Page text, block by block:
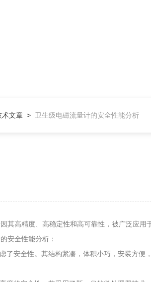
术文章 > 卫生级电磁流量计的安全性能分析
高精度、高稳定性和高可靠性，被广泛应用于
的安全性能分析：
安全性。其结构紧凑，体积小巧，安装方便